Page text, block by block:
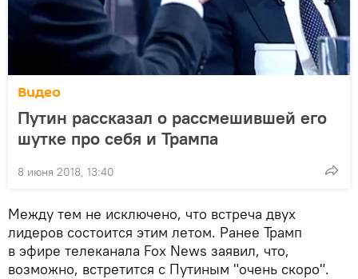
Видео
Путин рассказал о рассмешившей его
шутке про себя и Трампа
8 июня 2018, 13:40
Между тем не исключено, что встреча двух
лидеров состоится этим летом. Ранее Трамп
в эфире телеканала Fox News заявил, что,
возможно, встретится с Путиным "очень скоро".